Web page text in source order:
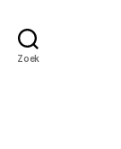
Zoek